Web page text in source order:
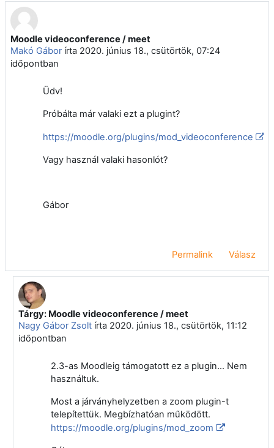
Moodle videoconference / meet
Makó Gábor írta 2020. június 18., csütörtök, 07:24
időpontban
Válaszok szám: 4
Üdv!
Próbálta már valaki ezt a plugint?
https://moodle.org/plugins/mod_videoconference
Vagy használ valaki hasonlót?
Gábor
Permalink Válasz
Válasz erre: Makó Gábor
Tárgy: Moodle videoconference / meet
Nagy Gábor Zsoltírta 2020. június 18., csütörtök, 11:12
időpontban
2.3-as Moodleig támogatott ez a plugin... Nem
használtuk.
Most a járványhelyzetben a zoom plugin-t
telepítettük. Megbízhatóan működött.
https://moodle.org/plugins/mod_zoom